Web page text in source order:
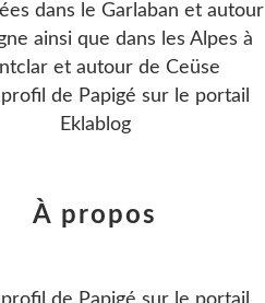
dans le Garlaban et autour
ainsi que dans les Alpes à
et autour de Ceüse
de Papigé sur le portail
Eklablog
À propos